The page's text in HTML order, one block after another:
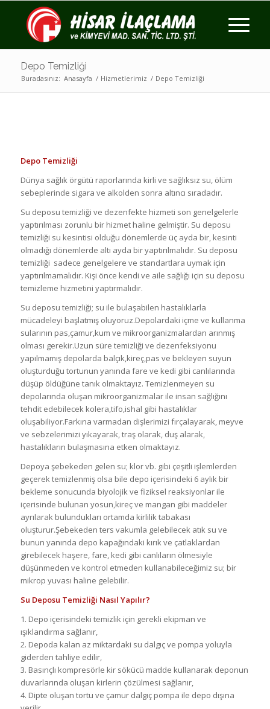
Depo Temizliği
Buradasınız: Anasayfa / Hizmetlerimiz / Depo Temizliği
Depo Temizliği
Dünya sağlık örgütü raporlarında kirli ve sağlıksız su, ölüm
sebeplerinde sigara ve alkolden sonra altıncı sıradadır.
Su deposu temizliği ve dezenfekte hizmeti son genelgelerle
yaptırılması zorunlu bir hizmet haline gelmiştir. Su deposu
temizliği su kesintisi olduğu dönemlerde üç ayda bir, kesinti
olmadığı dönemlerde altı ayda bir yaptırılmalıdır. Su deposu
temizliği sadece genelgelere ve standartlara uymak için
yaptırılmamalıdır. Kişi önce kendi ve aile sağlığı için su deposu
temizleme hizmetini yaptırmalıdır.
Su deposu temizliği; su ile bulaşabilen hastalıklarla
mücadeleyi başlatmış oluyoruz.Depolardaki içme ve kullanma
sularının pas,çamur,kum ve mikroorganizmalardan arınmış
olması gerekir.Uzun süre temizliği ve dezenfeksiyonu
yapılmamış depolarda balçık,kireç,pas ve bekleyen suyun
oluşturduğu tortunun yanında fare ve kedi gibi canlılarında
düşüp öldüğüne tanık olmaktayız. Temizlenmeyen su
depolarında oluşan mikroorganizmalar ile insan sağlığını
tehdit edebilecek kolera,tifo,ishal gibi hastalıklar
oluşabiliyor.Farkına varmadan dişlerimizi fırçalayarak, meyve
ve sebzelerimizi yıkayarak, traş olarak, duş alarak,
hastalıkların bulaşmasına etken olmaktayız.
Depoya şebekeden gelen su; klor vb. gibi çeşitli işlemlerden
geçerek temizlenmiş olsa bile depo içerisindeki 6 aylık bir
bekleme sonucunda biyolojik ve fiziksel reaksiyonlar ile
içerisinde bulunan yosun,kireç ve mangan gibi maddeler
ayrılarak bulundukları ortamda kirlilik tabakası
oluşturur.Şebekeden ters vakumla gelebilecek atık su ve
bunun yanında depo kapağındaki kırık ve çatlaklardan
girebilecek haşere, fare, kedi gibi canlıların ölmesiyle
düşünmeden ve kontrol etmeden kullanabileceğimiz su; bir
mikrop yuvası haline gelebilir.
Su Deposu Temizliği Nasıl Yapılır?
1. Depo içerisindeki temizlik için gerekli ekipman ve
ışıklandırma sağlanır,
2. Depoda kalan az miktardaki su dalgıç ve pompa yoluyla
giderden tahliye edilir,
3. Basınçlı kompresörle kir sökücü madde kullanarak deponun
duvarlarında oluşan kirlerin çözülmesi sağlanır,
4. Dipte oluşan tortu ve çamur dalgıç pompa ile depo dışına